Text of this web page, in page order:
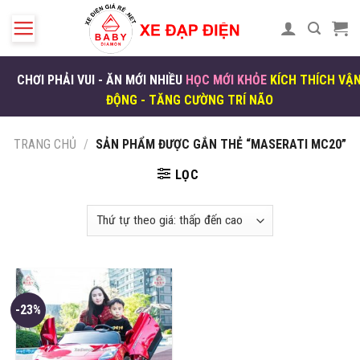
CHƠI PHẢI VUI - ĂN MỚI NHIỀU HỌC MỚI KHỎE KÍCH THÍCH
ĐỘNG - TĂNG CƯỜNG TRÍ NÃO
TRANG CHỦ / SẢN PHẨM ĐƯỢC GẮN THẺ “MASERATI MC20”
LỌC
-23%